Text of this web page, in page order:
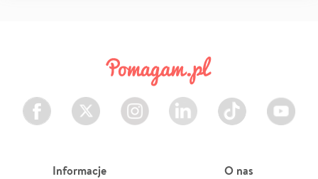
Facebook Twitter Instagram LinkedIn TikTok Youtube
Informacje O nas